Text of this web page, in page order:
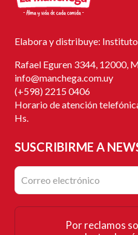
Elabora y distribuye: Instituto
Rafael Eguren 3344, 12000,
info@manchega.com.uy
(+598) 2215 0406
Horario de atención
Hs.
SUSCRIBIRME A
Por reclamos